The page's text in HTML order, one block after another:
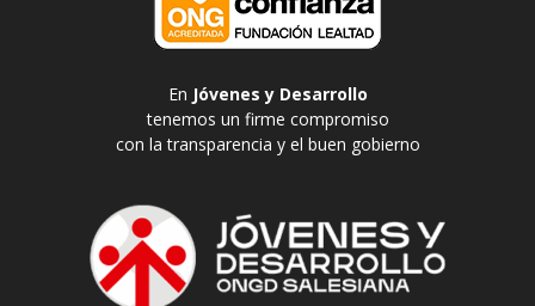
En Jóvenes y Desarrollo
tenemos un firme compromiso
con la transparencia y el buen gobierno